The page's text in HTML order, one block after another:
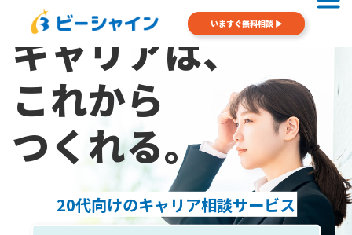
いますぐ無料相談 ▶︎
キャリアは、
これから
つくれる。
20代向けのキャリア相談サービス